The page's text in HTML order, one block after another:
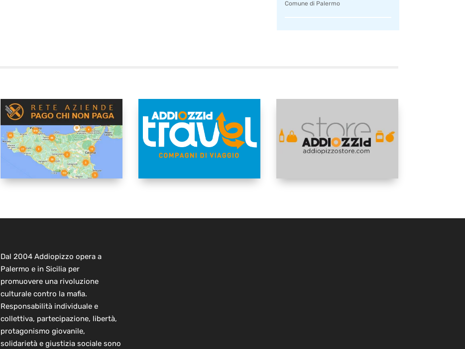
Comune di Palermo
Dal 2004 Addiopizzo opera a
Palermo e in Sicilia per
promuovere una rivoluzione
culturale contro la mafia.
Responsabilità individuale e
collettiva, partecipazione, libertà,
protagonismo giovanile,
solidarietà e giustizia sociale sono